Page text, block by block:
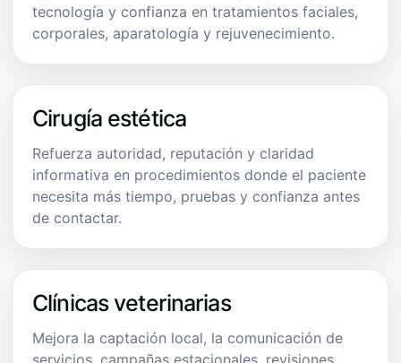
tecnología y confianza en tratamientos faciales,
corporales, aparatología y rejuvenecimiento.
Cirugía estética
Refuerza autoridad, reputación y claridad
informativa en procedimientos donde el paciente
necesita más tiempo, pruebas y confianza antes
de contactar.
Clínicas veterinarias
Mejora la captación local, la comunicación de
servicios, campañas estacionales, revisiones,